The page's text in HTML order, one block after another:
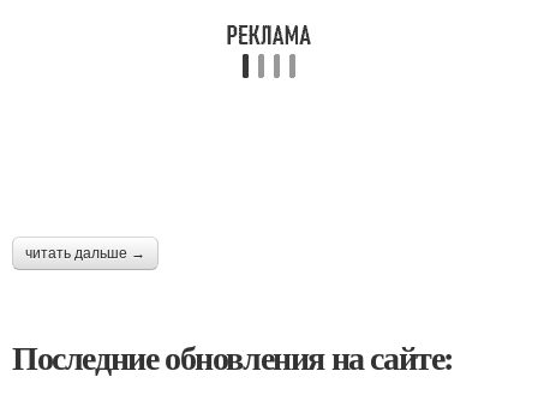
читать дальше →
Последние обновления на сайте: